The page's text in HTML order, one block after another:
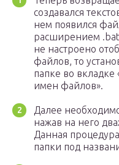
создавался
нем появился
расширением
не настроено
файлов, то
папке во
имен файлов».
Далее
нажав на него
Данная
папки под